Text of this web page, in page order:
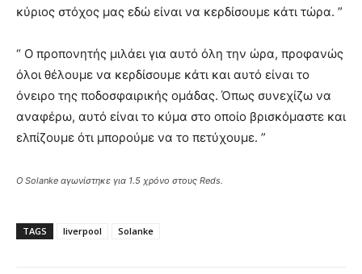
κύριος στόχος μας εδώ είναι να κερδίσουμε κάτι τώρα. ”
“ Ο προπονητής μιλάει για αυτό όλη την ώρα, προφανώς
όλοι θέλουμε να κερδίσουμε κάτι και αυτό είναι το
όνειρο της ποδοσφαιρικής ομάδας. Όπως συνεχίζω να
αναφέρω, αυτό είναι το κύμα στο οποίο βρισκόμαστε και
ελπίζουμε ότι μπορούμε να το πετύχουμε. ”
Ο Solanke αγωνίστηκε για 1.5 χρόνο στους Reds.
TAGS liverpool Solanke